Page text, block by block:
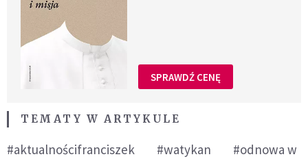
SPRAWDŹ CENĘ
TEMATY W ARTYKULE
#aktualnościfranciszek #watykan
#odnowa w